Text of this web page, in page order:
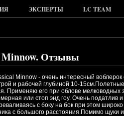
ЭКСПЕРТЫ LC TEAM
Minnow. Отзывы
Minnow - очень интересный
и рабочей глубиной 10-15см.Полетные
Применяю его при облове мелководных
или стоп энд гоу. Очень податлив
с боку на бок при этом
с большого расстояния.Помимо щуки